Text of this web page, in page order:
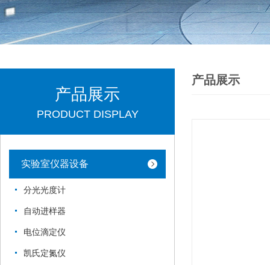
产品展示
PRODUCT DISPLAY
实验室仪器设备
分光光度计
自动进样器
电位滴定仪
凯氏定氮仪
产品展示